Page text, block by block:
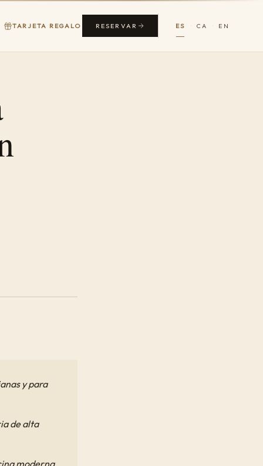
TARJETA REGALO RESERVAR ES · CA · EN
y para
de alta
moderna